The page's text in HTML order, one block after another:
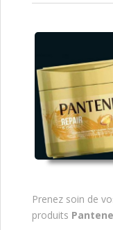
Prenez soin de
produits Pantene